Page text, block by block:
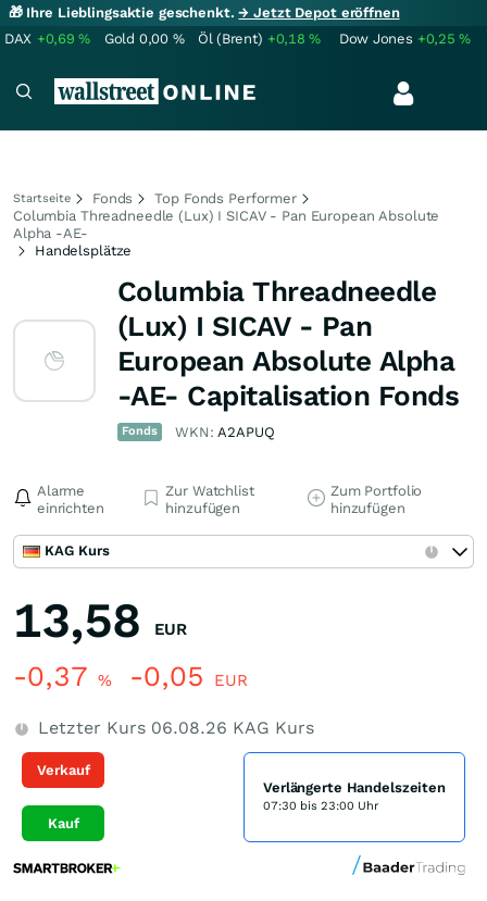
🎁 Ihre Lieblingsaktie geschenkt.→ Jetzt Depot eröffnen
DAX +0,69% Gold 0,00 % Öl (Brent) +0,18% Dow Jones +0,25%
Startseite Fonds
Top Fonds Performer
Columbia Threadneedle (Lux) I SICAV - Pan European Absolute
Alpha -AE-
Handelsplätze
Columbia Threadneedle
(Lux) I SICAV - Pan
European Absolute Alpha
-AE- Capitalisation Fonds
Fonds WKN:A2APUQ
Alarme
einrichten
Zur Watchlist
hinzufügen
Zum Portfolio
hinzufügen
KAG Kurs
13,58 EUR
-0,37 % -0,05 EUR
Letzter Kurs 06.08.26 KAG Kurs
Verkauf
Kauf
Verlängerte Handelszeiten
07:30 bis 23:00 Uhr